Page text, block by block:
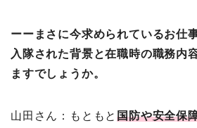
ーーまさに今求められているお仕
入隊された背景と在職時の職務内
ますでしょうか。
山田さん：もともと国防や安全保